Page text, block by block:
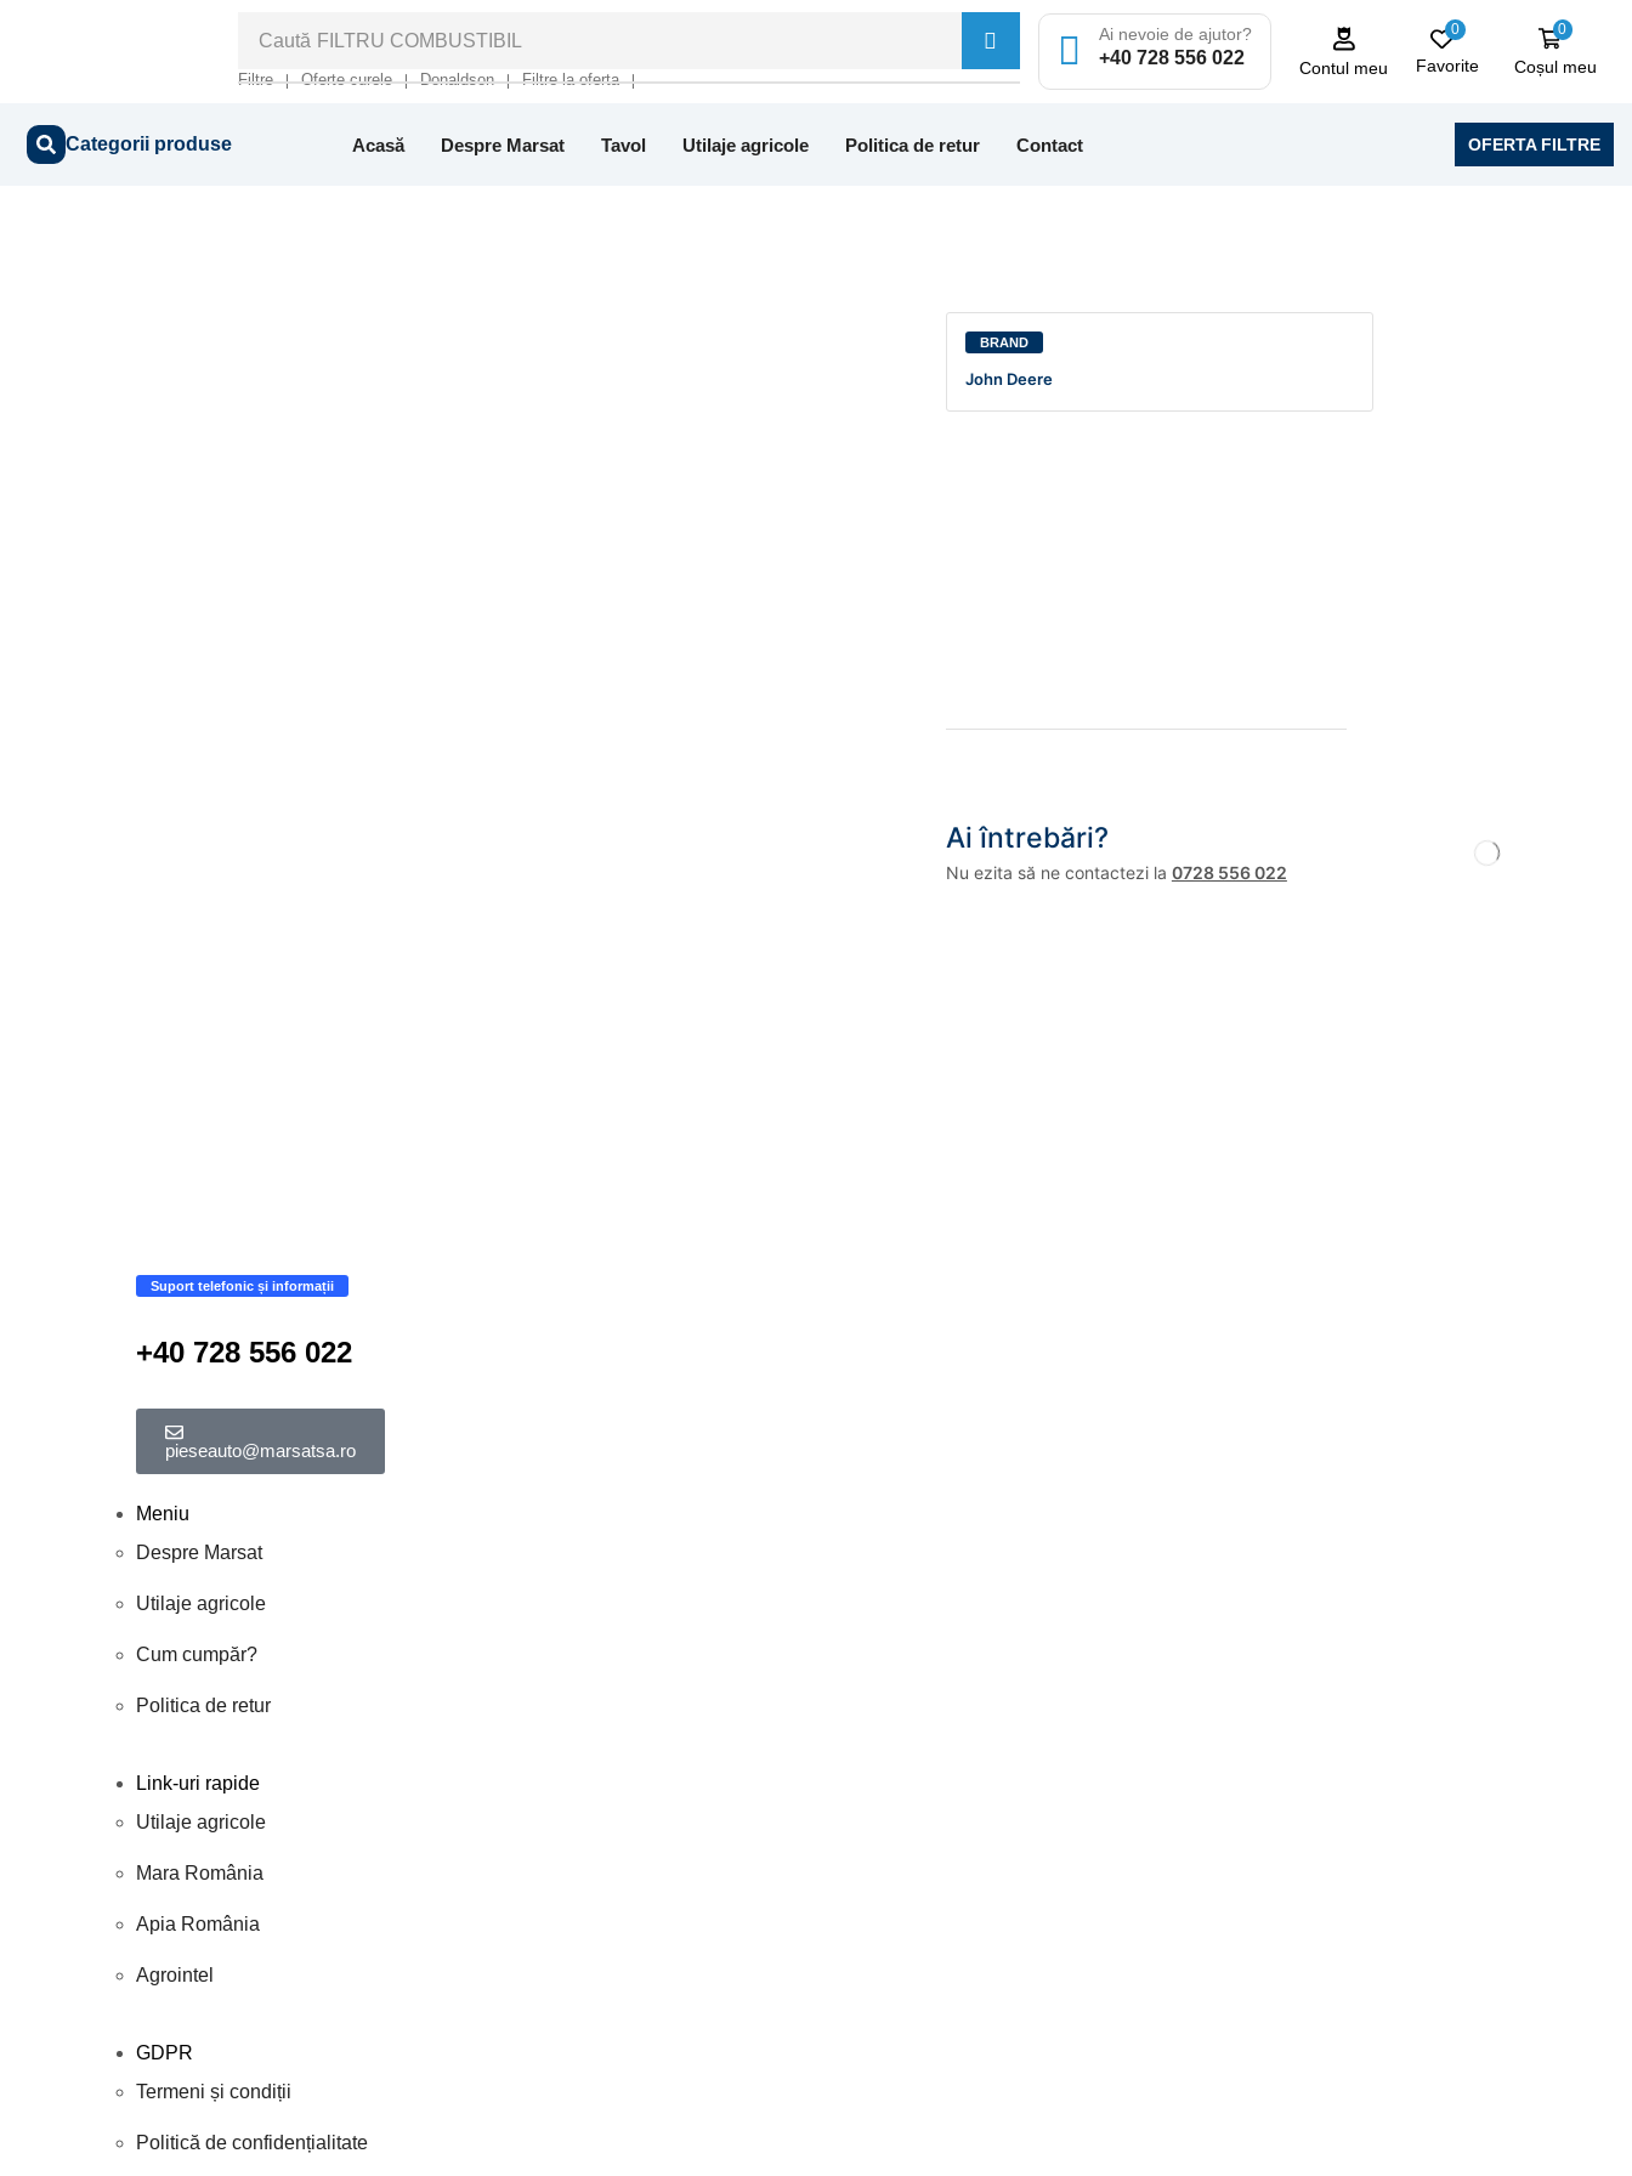
Caută FILTRU COMBUSTIBIL
Filtre ❘ Oferte curele ❘ Donaldson ❘ Filtre la oferta ❘
Ai nevoie de ajutor?
+40 728 556 022
Contul meu
0
Favorite
0
Coșul meu
Categorii produse Acasă Despre Marsat Tavol Utilaje agricole Politica de retur Contact OFERTA FILTRE
BRAND
John Deere
Ai întrebări?
Nu ezita să ne contactezi la 0728 556 022
Suport telefonic și informații
+40 728 556 022
pieseauto@marsatsa.ro
Meniu
Despre Marsat
Utilaje agricole
Cum cumpăr?
Politica de retur
Link-uri rapide
Utilaje agricole
Mara România
Apia România
Agrointel
GDPR
Termeni și condiții
Politică de confidențialitate